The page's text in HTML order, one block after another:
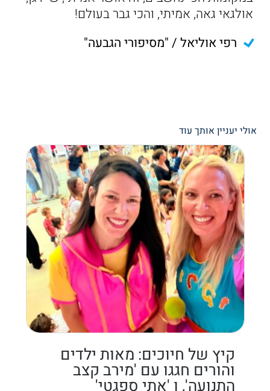
אולגאי גאה, אמיתי, והכי גבר בעולם!
רפי אוליאל / "מסיפורי הגבעה"
אולי יעניין אותך עוד
קיץ של חיוכים: מאות ילדים
והורים חגגו עם 'מירב קצב
התנועה', ו 'אתי ספגטי'